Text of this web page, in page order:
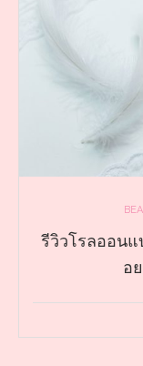
รีวิวโรลออนแ
อ